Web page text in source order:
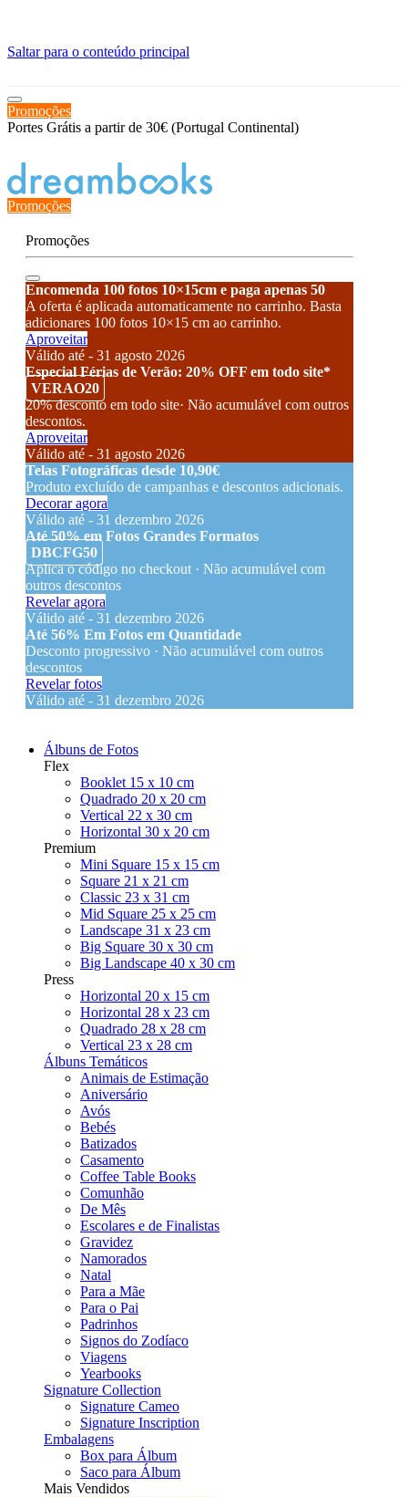
Saltar para o conteúdo principal
Promoções
Portes Grátis a partir de 30€ (Portugal Continental)
Promoções
Promoções
Encomenda 100 fotos 10×15cm e paga apenas 50
A oferta é aplicada automaticamente no carrinho. Basta
adicionares 100 fotos 10×15 cm ao carrinho.
Aproveitar
Válido até - 31 agosto 2026
Especial Férias de Verão: 20% OFF em todo site*
VERAO20
20% desconto em todo site· Não acumulável com outros
descontos.
Aproveitar
Válido até - 31 agosto 2026
Telas Fotográficas desde 10,90€
Produto excluído de campanhas e descontos adicionais.
Decorar agora
Válido até - 31 dezembro 2026
Até 50% em Fotos Grandes Formatos
DBCFG50
Aplica o código no checkout · Não acumulável com
outros descontos
Revelar agora
Válido até - 31 dezembro 2026
Até 56% Em Fotos em Quantidade
Desconto progressivo · Não acumulável com outros
descontos
Revelar fotos
Válido até - 31 dezembro 2026
Álbuns de Fotos
Flex
Booklet 15 x 10 cm
Quadrado 20 x 20 cm
Vertical 22 x 30 cm
Horizontal 30 x 20 cm
Premium
Mini Square 15 x 15 cm
Square 21 x 21 cm
Classic 23 x 31 cm
Mid Square 25 x 25 cm
Landscape 31 x 23 cm
Big Square 30 x 30 cm
Big Landscape 40 x 30 cm
Press
Horizontal 20 x 15 cm
Horizontal 28 x 23 cm
Quadrado 28 x 28 cm
Vertical 23 x 28 cm
Álbuns Temáticos
Animais de Estimação
Aniversário
Avós
Bebés
Batizados
Casamento
Coffee Table Books
Comunhão
De Mês
Escolares e de Finalistas
Gravidez
Namorados
Natal
Para a Mãe
Para o Pai
Padrinhos
Signos do Zodíaco
Viagens
Yearbooks
Signature Collection
Signature Cameo
Signature Inscription
Embalagens
Box para Álbum
Saco para Álbum
Mais Vendidos
≡